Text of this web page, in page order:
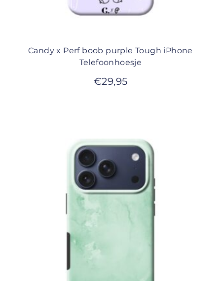
Candy x Perf boob purple Tough iPhone
Telefoonhoesje
€29,95